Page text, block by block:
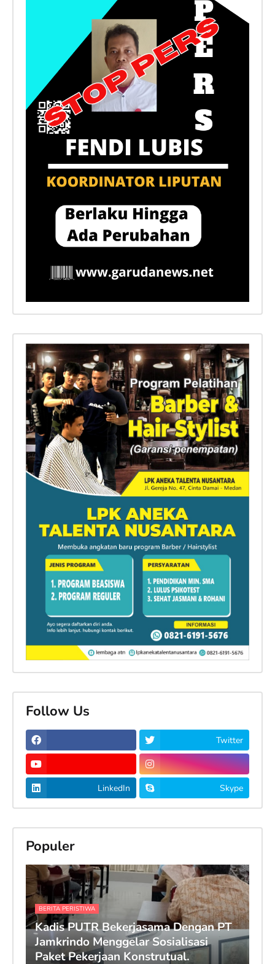
Follow Us
Twitter
LinkedIn Skype
Populer
BERITA PERISTIWA
Kadis PUTR Bekerjasama Dengan PT
Jamkrindo Menggelar Sosialisasi
Paket Pekerjaan Konstrutual.